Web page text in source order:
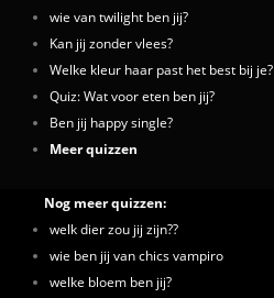
wie van twilight ben jij?
Kan jij zonder vlees?
Welke kleur haar past het best bij je?
Quiz: Wat voor eten ben jij?
Ben jij happy single?
Meer quizzen
Nog meer quizzen:
welk dier zou jij zijn??
wie ben jij van chics vampiro
welke bloem ben jij?